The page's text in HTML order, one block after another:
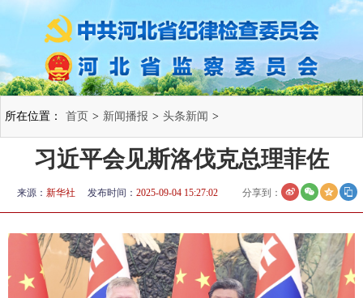
所在位置： 首页 > 新闻播报 > 头条新闻 >
习近平会见斯洛伐克总理菲佐
来源： 新华社 发布时间： 2025-09-04 15:27:02 分享到：